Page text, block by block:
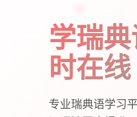
学瑞
时在线
专业瑞典语学习